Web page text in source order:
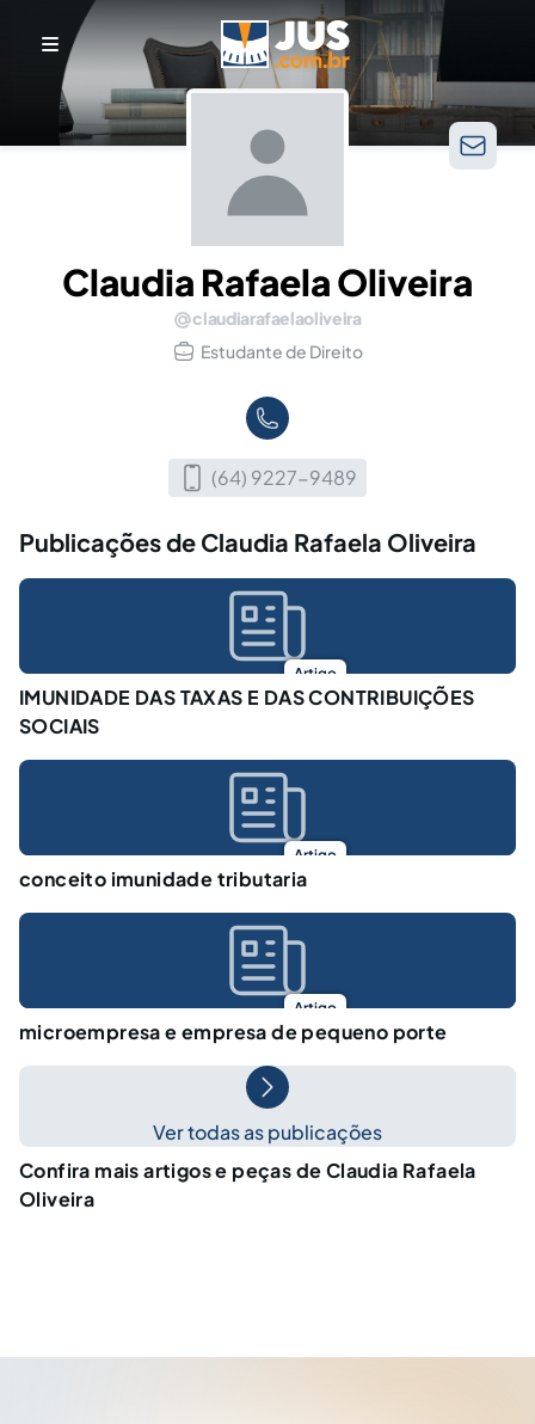
Claudia Rafaela Oliveira
claudiarafaelaoliveira
Estudante de Direito
(64) 9227-9489
Publicações de Claudia Rafaela Oliveira
Artigo
IMUNIDADE DAS TAXAS E DAS CONTRIBUIÇÕES
SOCIAIS
Artigo
conceito imunidade tributaria
Artigo
microempresa e empresa de pequeno porte
Ver todas as publicações
Confira mais artigos e peças de Claudia Rafaela
Oliveira